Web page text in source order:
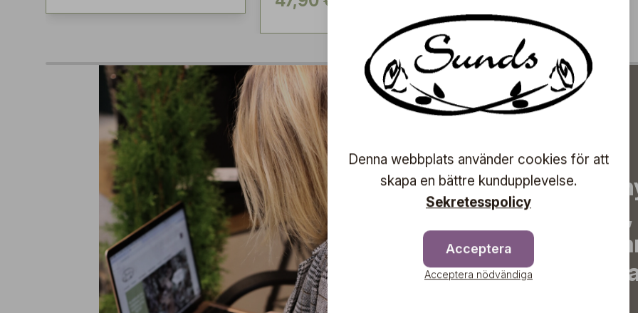
Prenumerera på vårt
de senaste
erbjudanden,
information om
Denna webbplats använder cookies för att
skapa en bättre kundupplevelse.
Sekretesspolicy
Acceptera
Acceptera nödvändiga